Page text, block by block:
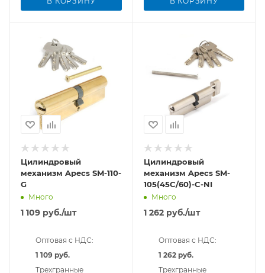
Цилиндровый
механизм Apecs SM-110-
G
Много
1 109 руб./шт
Оптовая с НДС:
1 109 руб.
Трехгранные
Цилиндровый
механизм Apecs SM-
105(45C/60)-C-NI
Много
1 262руб./шт
Оптовая с НДС:
1 262 руб.
Трехгранные